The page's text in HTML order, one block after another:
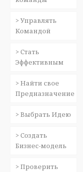
> Управлять
Командой
> Стать
Эффективным
> Найти свое
Предназначение
> Выбрать Идею
> Создать
Бизнес-модель
> Проверить